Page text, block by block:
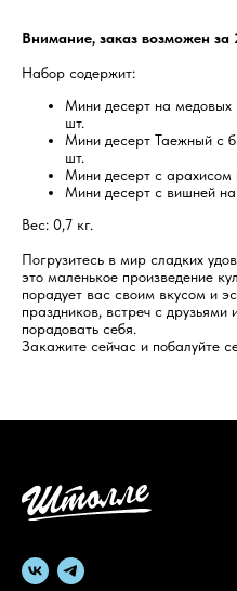
Внимание, заказ возможен
Набор содержит:
Мини десерт на
шт.
Мини десерт Таежный с
шт.
Мини десерт с
Мини десерт с вишней
Вес: 0,7 кг.
Погрузитесь в мир сладких
это маленькое произведение
порадует вас своим вкусом и
праздников, встреч с друзьями
порадовать себя.
Закажите сейчас и побалуйте